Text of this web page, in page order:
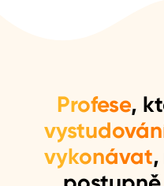
Profese,
vykonávat